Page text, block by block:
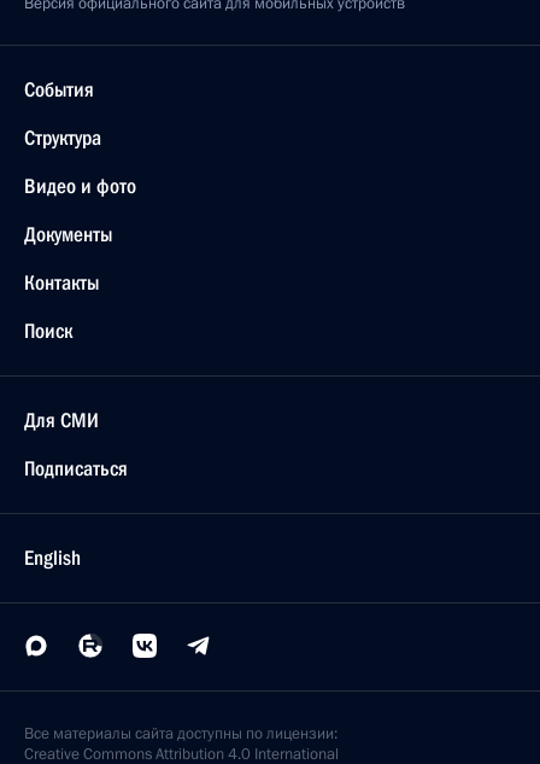
События
Структура
Видео и фото
Документы
Контакты
Поиск
Для СМИ
Подписаться
English
Все материалы сайта доступны по лицензии:
Creative Commons Attribution 4.0 International